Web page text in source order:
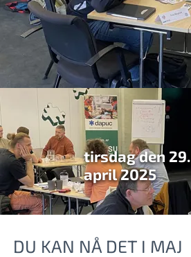
tirsdag den 29.
april 2025
DU KAN NÅ DET I MAJ